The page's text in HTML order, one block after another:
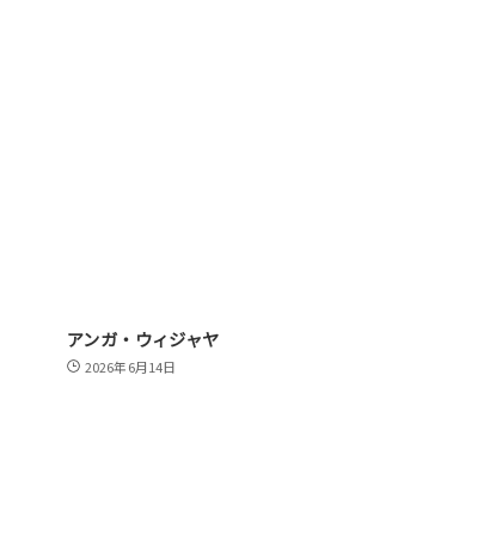
アンガ・ウィジャヤ
2026年6月14日